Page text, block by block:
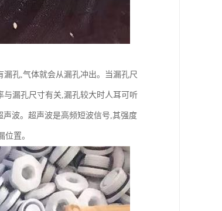
孔,气体就会从漏孔冲出。当漏孔尺
漏孔尺寸有关,漏孔较大时人耳可听
波。超声波是高频短波信号,其强度
置。